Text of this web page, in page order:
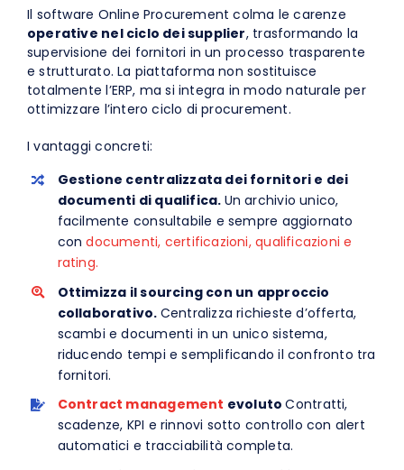
Il software Online Procurement colma le carenze
operative nel ciclo dei supplier, trasformando la
supervisione dei fornitori in un processo trasparente
e strutturato. La piattaforma non sostituisce
totalmente l’ERP, ma si integra in modo naturale per
ottimizzare l’intero ciclo di procurement.
I vantaggi concreti:
Gestione centralizzata dei fornitori e dei
documenti di qualifica. Un archivio unico,
facilmente consultabile e sempre aggiornato
condocumenti, certificazioni, qualificazioni e
rating.
Ottimizza il sourcing con un approccio
collaborativo. Centralizza richieste d’offerta,
scambi e documenti in un unico sistema,
riducendo tempi e semplificando il confronto tra
fornitori.
Contract management evolutoContratti,
scadenze, KPI e rinnovi sotto controllo con alert
automatici e tracciabilità completa.